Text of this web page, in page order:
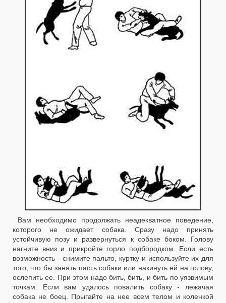
Вам необходимо продолжать неадекватное поведение,
которого не ожидает собака. Сразу надо принять
устойчивую позу и развернуться к собаке боком. Голову
нагните вниз и прикройте горло подбородком. Если есть
возможность - снимите пальто, куртку и используйте их для
того, что бы занять пасть собаки или накинуть ей на голову,
ослепить ее. При этом надо бить, бить, и бить по уязвимым
точкам. Если вам удалось повалить собаку - лежачая
собака не боец. Прыгайте на нее всем телом и коленкой